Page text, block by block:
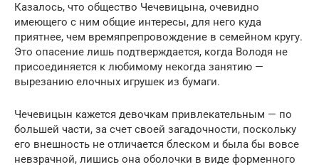
Казалось, что общество Чечевицына, очевидно
имеющего с ним общие интересы, для него куда
приятнее, чем времяпрепровождение в семейном кругу.
Это опасение лишь подтверждается, когда Володя не
присоединяется к любимому некогда занятию —
вырезанию елочных игрушек из бумаги.
Чечевицын кажется девочкам привлекательным — по
большей части, за счет своей загадочности, поскольку
его внешность не отличается блеском и была бы вовсе
невзрачной, лишись она оболочки в виде форменного